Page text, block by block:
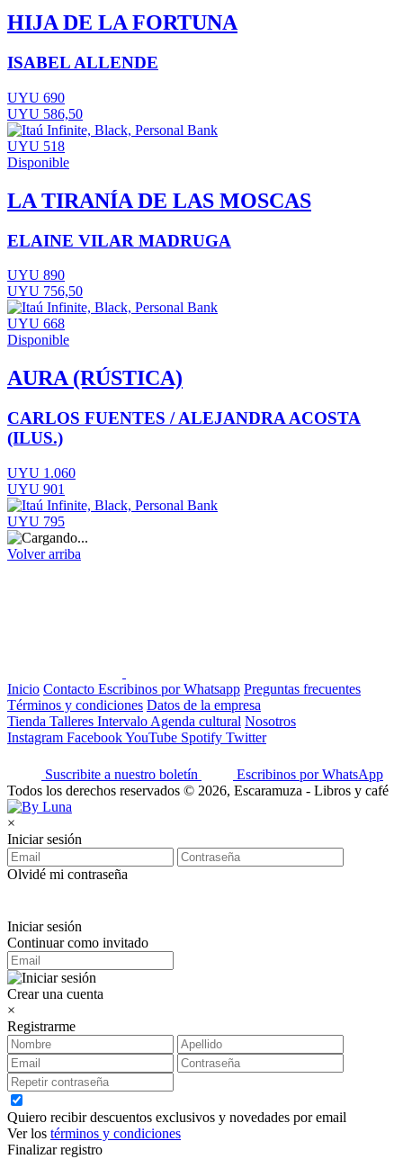
HIJA DE LA FORTUNA
ISABEL ALLENDE
UYU 690
UYU 586,50
UYU 518
Disponible
LA TIRANÍA DE LAS MOSCAS
ELAINE VILAR MADRUGA
UYU 890
UYU 756,50
UYU 668
Disponible
AURA (RÚSTICA)
CARLOS FUENTES / ALEJANDRA ACOSTA
(ILUS.)
UYU 1.060
UYU 901
UYU 795
Volver arriba
Inicio Contacto Escribinos por Whatsapp Preguntas frecuentes
Términos y condiciones Datos de la empresa
Tienda Talleres Intervalo Agenda cultural Nosotros
Instagram FacebookYouTube Spotify Twitter
Suscribite a nuestro boletín
Escribinos por WhatsApp
Todos los derechos reservados © 2026, Escaramuza - Libros y café
×
Iniciar sesión
Olvidé mi contraseña
Iniciar sesión
Continuar como invitado
Crear una cuenta
×
Registrarme
Quiero recibir descuentos exclusivos y novedades por email
Ver los términos y condiciones
Finalizar registro